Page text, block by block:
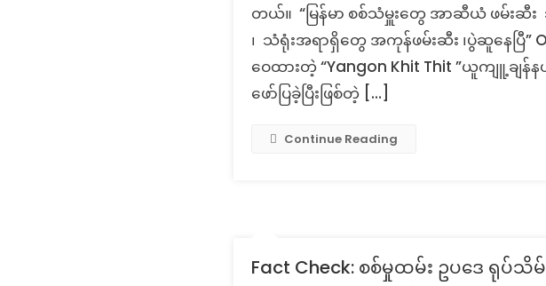
အစို
ကို
ပြင်
အရ
တယ်။ “မြန်မာ စစ်သံမှူးတွေ အာဆီယံ ဖမ်
၊ သံရုံးအရာရှိတွေ အကုန်ဖမ်းဆီး ၊ပွဲဆူနေပြီ”
ဝေထားတဲ့ “Yangon Khit Thit ”ယူကျူ့ခ
ဖော်ပြခဲ့ပြီးဖြစ်တဲ့ […]
Continue Reading
Fact Check: စစ်မှုထမ်း ဥပဒေ ရုပ်